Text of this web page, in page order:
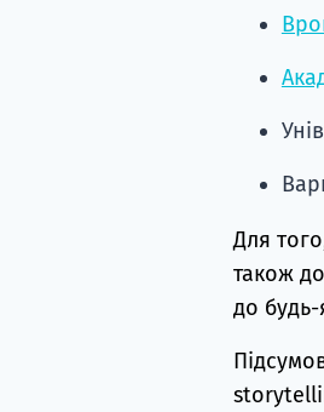
Для
також
до будь-